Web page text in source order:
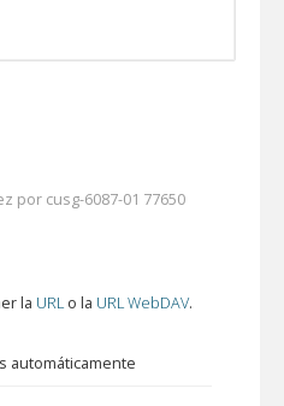
por cusg-6087-01 77650
la URL o la URL WebDAV.
automáticamente